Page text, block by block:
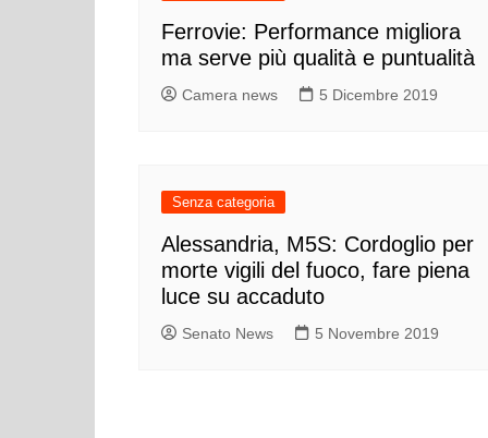
Ferrovie: Performance migliora
ma serve più qualità e puntualità
Camera news 5 Dicembre 2019
Senza categoria
Alessandria, M5S: Cordoglio per
morte vigili del fuoco, fare piena
luce su accaduto
Senato News 5 Novembre 2019